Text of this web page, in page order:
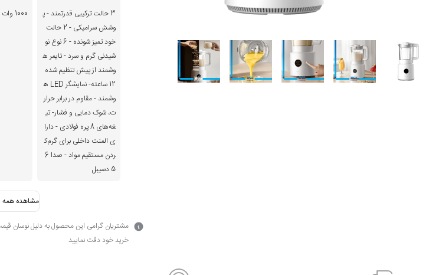
3 حالت ترکیبی قدرتمند - پ
وشش سرامیکی - 2 حالت
خود تمیز شونده - 6 نوع نو
شیدنی گرم و سرد - تایمر ه
وشمند از پیش تنظیم شده
12 ساعته- نمایشگر LED ه
وشمند - مقاوم در برابر حرار
ت، شوک دمایی و فشار- تی
غه‌های 8 پره فولادی - دارا
ی المنت داخلی برای گرم‌ک
ردن مستقیم مواد - صدا 6
5 دسیبل
1000 وات
مشاهده همه
مشتریان گرامی این محصول به دلیل نوسان
خرید خود دقت نمایید